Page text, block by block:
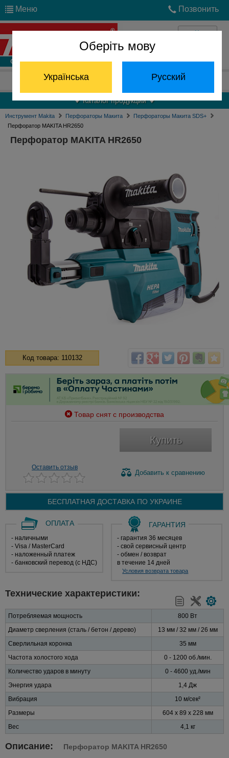
Оберіть мову
Українська Русский
Меню Позвонить
Войти
Отдел запчастей: (068) 824-24-24
Каталог продукции
Инструмент Makita Перфораторы Макита
Перфораторы Макита SDS+
Перфоратор MAKITA HR2650
Перфоратор MAKITA HR2650
Код товара: 110132
Товар снят с производства
Купить
Оставить отзыв
Добавить к сравнению
БЕСПЛАТНАЯ ДОСТАВКА ПО УКРАИНЕ
ОПЛАТА
- наличными
- Visa / MasterCard
- наложенный платеж
- банковский перевод (с НДС)
ГАРАНТИЯ
- гарантия 36 месяцев
- свой сервисный центр
- обмен / возврат
в течение 14 дней
Условия возврата товара
Технические характеристики:
Потребляемая мощность
800 Вт
Диаметр сверления (сталь / бетон / дерево)
13 мм / 32 мм / 26 мм
Сверлильная коронка
35 мм
Частота холостого хода
0 - 1200 об./мин.
Количество ударов в минуту
0 - 4600 уд./мин
Энергия удара
1,4 Дж
Вибрация
10 м/сек²
Размеры
604 x 89 x 228 мм
Вес
4,1 кг
Описание: Перфоратор MAKITA HR2650